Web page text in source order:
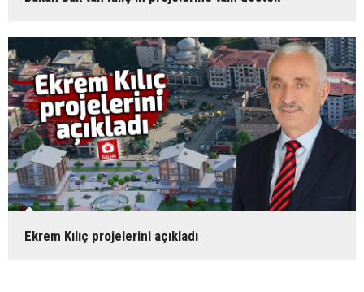
Ekrem Kılıç projelerini açıkladı